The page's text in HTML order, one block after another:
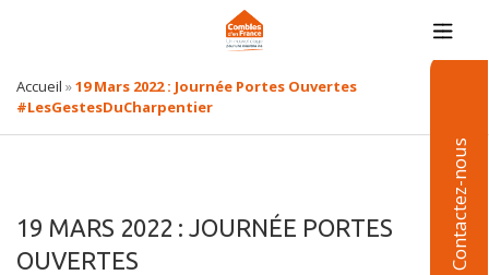
Contactez-nous
Accueil »19 Mars 2022 : Journée Portes Ouvertes
#LesGestesDuCharpentier
19 MARS 2022 : JOURNÉE PORTES
OUVERTES